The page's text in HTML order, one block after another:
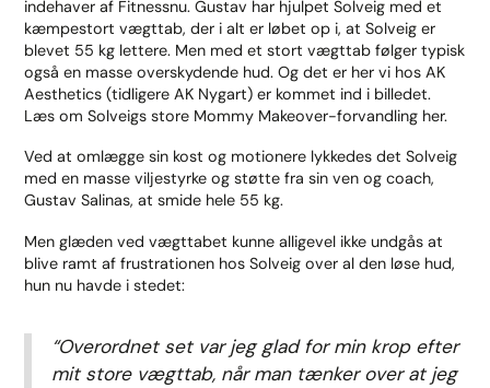
indehaver af Fitnessnu. Gustav har hjulpet Solveig med et
kæmpestort vægttab, der i alt er løbet op i, at Solveig er
blevet 55 kg lettere. Men med et stort vægttab følger typisk
også en masse overskydende hud. Og det er her vi hos AK
Aesthetics (tidligere AK Nygart) er kommet ind i billedet.
Læs om Solveigs store Mommy Makeover-forvandling her.
Ved at omlægge sin kost og motionere lykkedes det Solveig
med en masse viljestyrke og støtte fra sin ven og coach,
Gustav Salinas, at smide hele 55 kg.
Men glæden ved vægttabet kunne alligevel ikke undgås at
blive ramt af frustrationen hos Solveig over al den løse hud,
hun nu havde i stedet:
“Overordnet set var jeg glad for min krop efter
mit store vægttab, når man tænker over at jeg